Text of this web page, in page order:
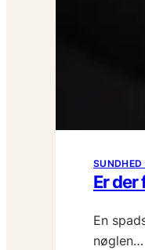
Er
En
nøglen…